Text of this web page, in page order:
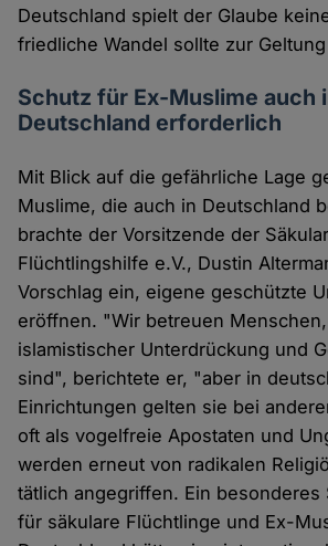
Deutschland spielt der Glaube
friedliche Wandel sollte zur
Schutz für Ex-Muslime auch
Deutschland erforderlich
Mit Blick auf die gefährliche Lage
Muslime, die auch in Deutschland
brachte der Vorsitzende der
Flüchtlingshilfe e.V., Dustin
Vorschlag ein, eigene geschützte
eröffnen. "Wir betreuen
islamistischer Unterdrückung und
sind", berichtete er, "aber in
Einrichtungen gelten sie bei
oft als vogelfreie Apostaten und
werden erneut von radikalen
tätlich angegriffen. Ein besonderes
für säkulare Flüchtlinge und Ex-